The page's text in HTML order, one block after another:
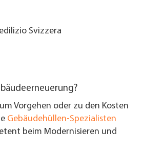
Svizzera
Vorgehen oder zu den Kosten
Gebäudehüllen-Spezialisten
beim Modernisieren und